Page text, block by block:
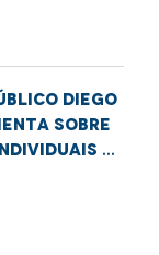
Diego
sobre
e